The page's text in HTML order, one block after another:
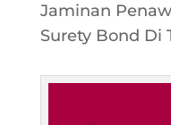
Jaminan
Surety Bond Di